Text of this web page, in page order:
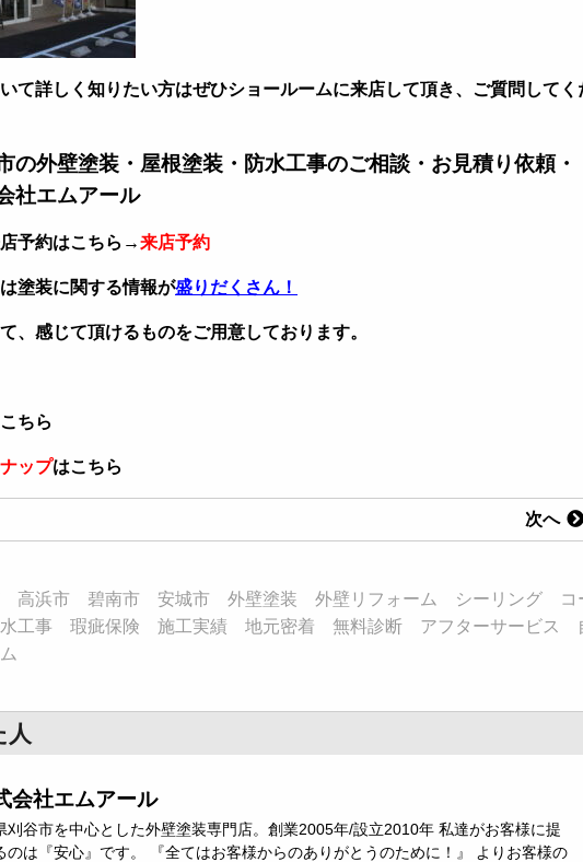
て詳しく知りたい方はぜひショールームに来店して頂き、ご質問してく
の外壁塗装・屋根塗装・防水工事のご相談・お見積り依頼・
社エムアール
予約はこちら→来店予約
塗装に関する情報が盛りだくさん！
、感じて頂けるものをご用意しております。
ちら
ップはこちら
次へ
高浜市 碧南市 安城市 外壁塗装 外壁リフォーム シーリング コ
事 瑕疵保険 施工実績 地元密着 無料診断 アフターサービス
人
会社エムアール
刈谷市を中心とした外壁塗装専門店。創業2005年/設立2010年 私達がお客様に提
のは『安心』です。 『全てはお客様からのありがとうのために！』 よりお客様の